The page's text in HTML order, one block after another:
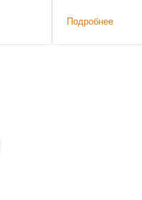
Подробнее